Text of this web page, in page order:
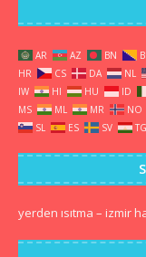
AR AZ BN
HR
CS DA NL
IW
HI HU ID
MS
ML MR NO
SL
ES SV TG
yerden ısıtma – izmir